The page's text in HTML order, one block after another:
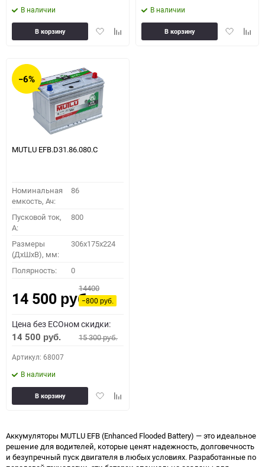
В наличии
ДобавитьДобавить
В корзину
В наличии
Добавить
В корзину
−6%
MUTLU EFB.D31.86.080.C
Номинальная
емкость, Ач:
86
Пусковой ток,
A:
800
Размеры
(ДхШхВ), мм:
306x175x224
Полярность: 0
14 500 руб.
14400
−800руб.
Цена без ECOном скидки:
14 500 руб. 15 300руб.
Артикул: 68007
В наличии
ДобавитьДобавить
В корзину
Аккумуляторы MUTLU EFB (Enhanced Flooded Battery) — это идеальное
решение для водителей, которые ценят надежность, долговечность
и безупречный пуск двигателя в любых условиях. Разработанные по